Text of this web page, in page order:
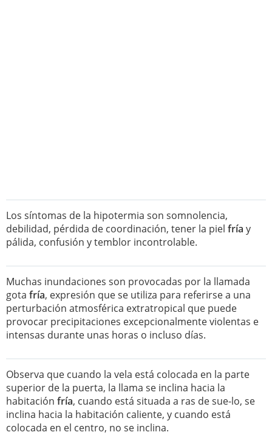
Los síntomas de la hipotermia son somnolencia,
debilidad, pérdida de coordinación, tener la piel fría y
pálida, confusión y temblor incontrolable.
Muchas inundaciones son provocadas por la llamada
gota fría, expresión que se utiliza para referirse a una
perturbación atmosférica extratropical que puede
provocar precipitaciones excepcionalmente violentas e
intensas durante unas horas o incluso días.
Observa que cuando la vela está colocada en la parte
superior de la puerta, la llama se inclina hacia la
habitación fría, cuando está situada a ras de sue-lo, se
inclina hacia la habitación caliente, y cuando está
colocada en el centro, no se inclina.